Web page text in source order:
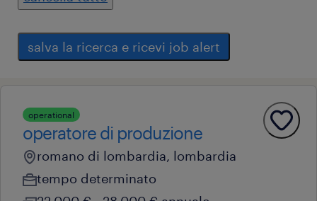
salva la ricerca e ricevi job alert
operational
operatore di produzione
romano di lombardia, lombardia
tempo determinato